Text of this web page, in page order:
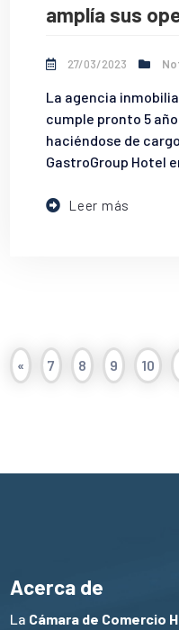
amplía sus
27/03/2023
La agencia
cumple pronto 5
haciéndose de
GastroGroup Hotel
Leer más
« 7 8 9 10
Acerca de
La Cámara de Comercio